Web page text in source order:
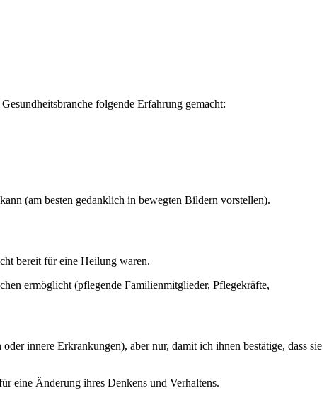
folgende Erfahrung gemacht:
(am besten gedanklich in bewegten Bildern vorstellen).
bereit für eine Heilung waren.
ermöglicht (pflegende Familienmitglieder, Pflegekräfte,
innere Erkrankungen), aber nur, damit ich ihnen bestätige, dass sie
eine Änderung ihres Denkens und Verhaltens.